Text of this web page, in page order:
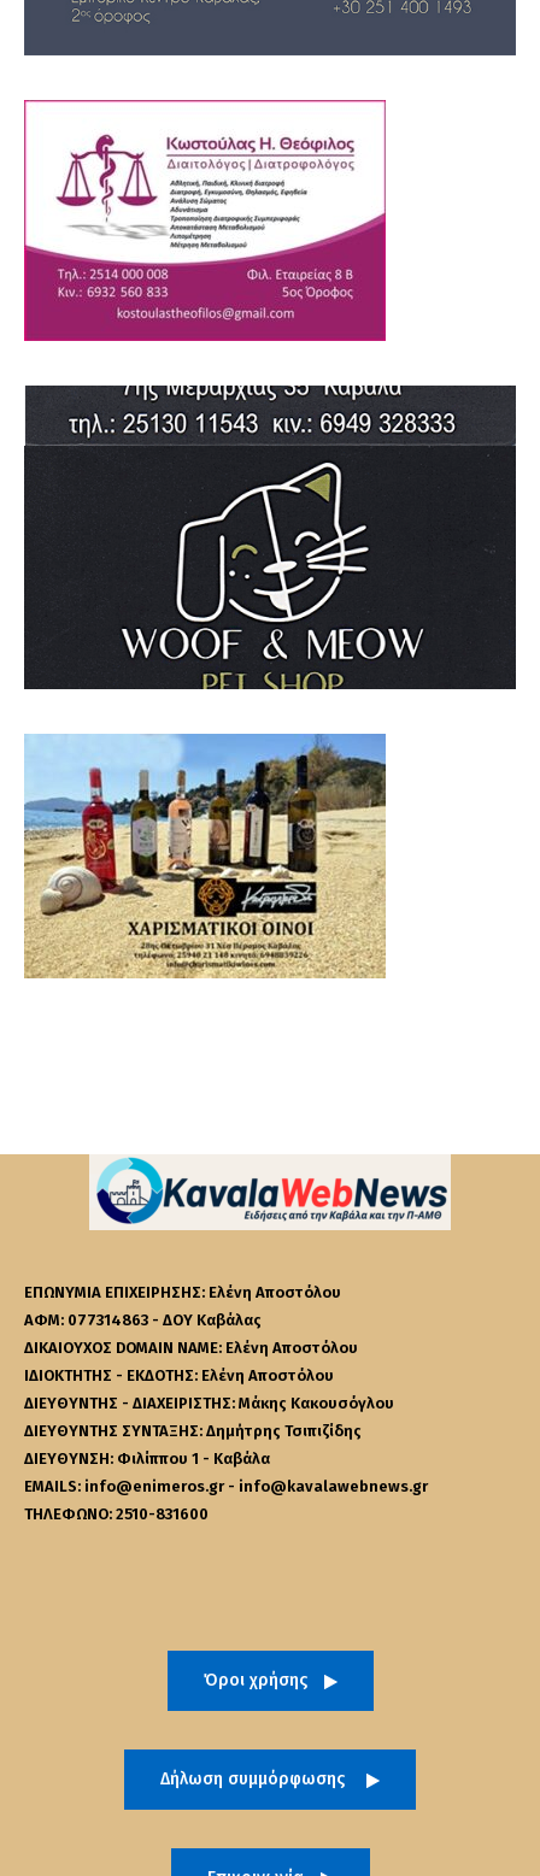
ΕΠΩΝΥΜΙΑ ΕΠΙΧΕΙΡΗΣΗΣ: Ελένη Αποστόλου
ΑΦΜ: 077314863 - ΔΟΥ Καβάλας
ΔΙΚΑΙΟΥΧΟΣ DOMAIN NAME: Ελένη Αποστόλου
ΙΔΙΟΚΤΗΤΗΣ - ΕΚΔΟΤΗΣ: Ελένη Αποστόλου
ΔΙΕΥΘΥΝΤΗΣ - ΔΙΑΧΕΙΡΙΣΤΗΣ: Μάκης Κακουσόγλου
ΔΙΕΥΘΥΝΤΗΣ ΣΥΝΤΑΞΗΣ: Δημήτρης Τσιπιζίδης
ΔΙΕΥΘΥΝΣΗ: Φιλίππου 1 - Καβάλα
EMAILS: info@enimeros.gr - info@kavalawebnews.gr
ΤΗΛΕΦΩΝΟ: 2510-831600
Όροι χρήσης
Δήλωση συμμόρφωσης